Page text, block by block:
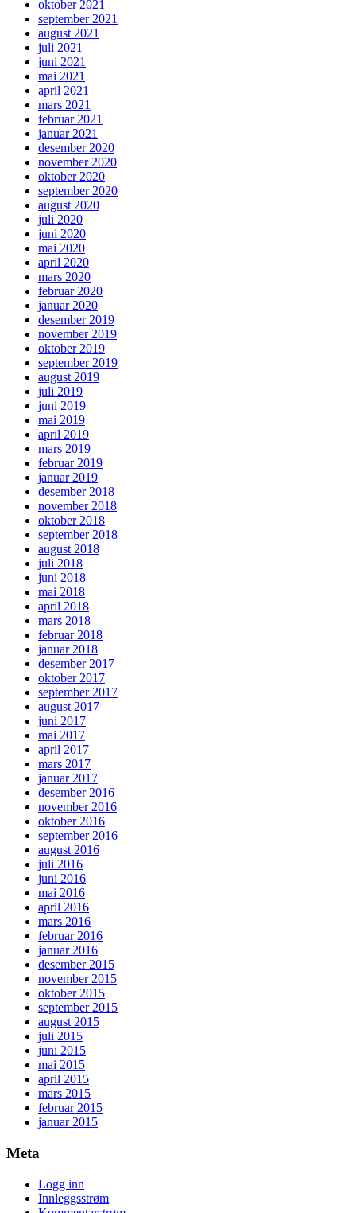
oktober 2021
september 2021
august 2021
juli 2021
juni 2021
mai 2021
april 2021
mars 2021
februar 2021
januar 2021
desember 2020
november 2020
oktober 2020
september 2020
august 2020
juli 2020
juni 2020
mai 2020
april 2020
mars 2020
februar 2020
januar 2020
desember 2019
november 2019
oktober 2019
september 2019
august 2019
juli 2019
juni 2019
mai 2019
april 2019
mars 2019
februar 2019
januar 2019
desember 2018
november 2018
oktober 2018
september 2018
august 2018
juli 2018
juni 2018
mai 2018
april 2018
mars 2018
februar 2018
januar 2018
desember 2017
oktober 2017
september 2017
august 2017
juni 2017
mai 2017
april 2017
mars 2017
januar 2017
desember 2016
november 2016
oktober 2016
september 2016
august 2016
juli 2016
juni 2016
mai 2016
april 2016
mars 2016
februar 2016
januar 2016
desember 2015
november 2015
oktober 2015
september 2015
august 2015
juli 2015
juni 2015
mai 2015
april 2015
mars 2015
februar 2015
januar 2015
Meta
Logg inn
Innleggsstrøm